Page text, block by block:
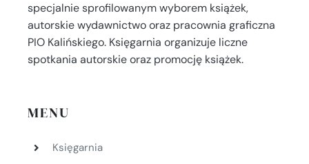
specjalnie sprofilowanym wyborem książek,
autorskie wydawnictwo oraz pracownia graficzna
PIO Kalińskiego. Księgarnia organizuje liczne
spotkania autorskie oraz promocję książek.
MENU
Księgarnia